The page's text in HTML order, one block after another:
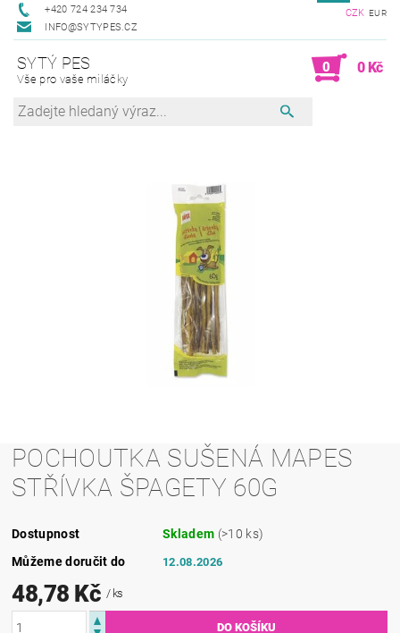
+420 724 234 734
INFO@SYTYPES.CZ
CZK EUR
SYTÝ PES
Vše pro vaše miláčky
0 0 Kč
POCHOUTKA SUŠENÁ MAPES
STŘÍVKA ŠPAGETY 60G
Dostupnost Skladem (>10 ks)
Můžeme doručit do
12.08.2026
48,78 Kč / ks